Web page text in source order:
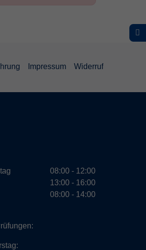
Impressum Widerruf
08:00 - 12:00
13:00 - 16:00
08:00 - 14:00